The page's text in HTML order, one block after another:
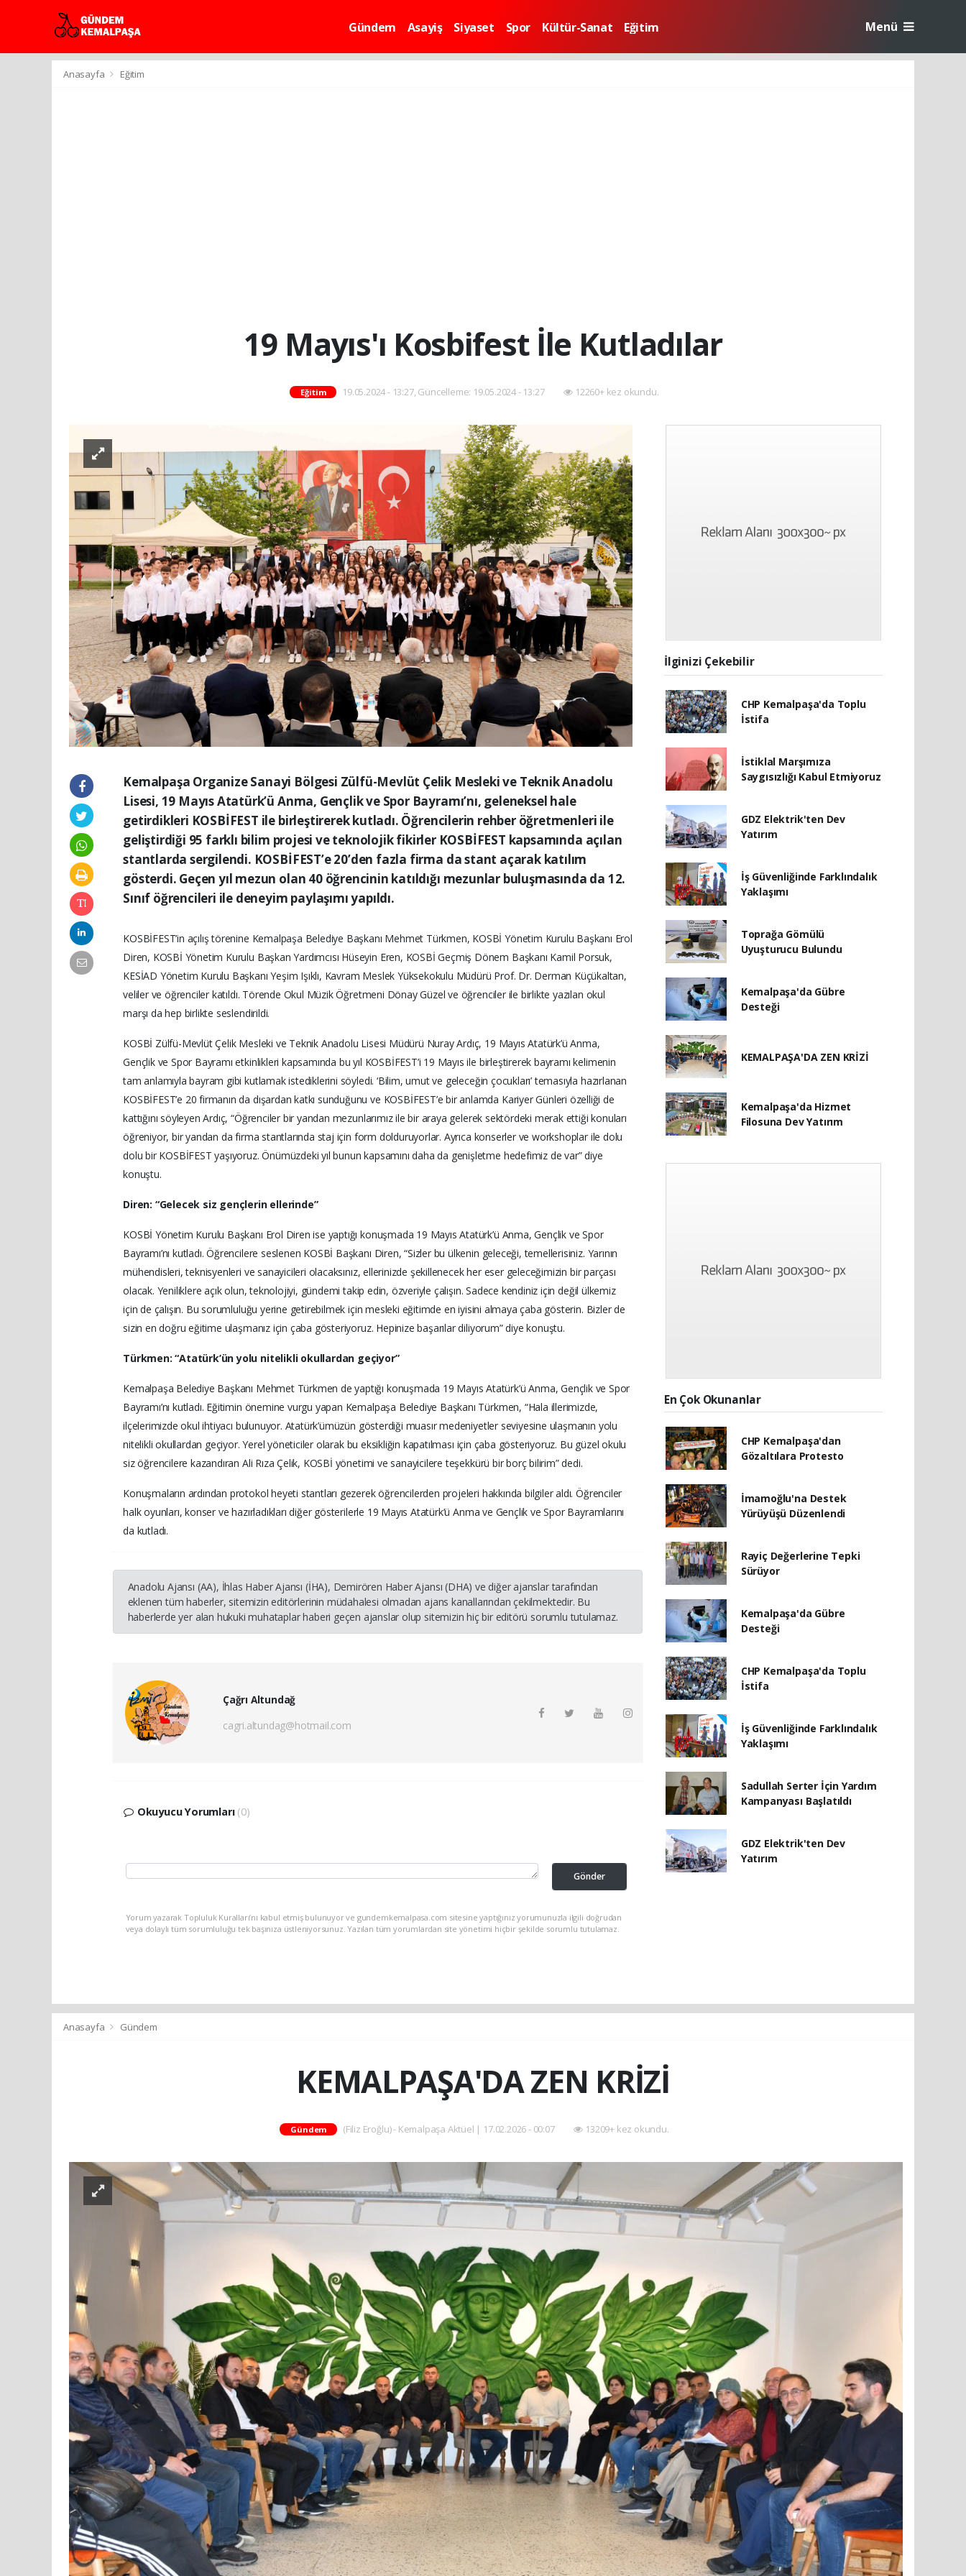
Gündem Asayiş Siyaset Spor Kültür-Sanat Eğitim Menü
Anasayfa Eğitim
19 Mayıs'ı Kosbifest İle Kutladılar
Eğitim 19.05.2024 - 13:27, Güncelleme: 19.05.2024 - 13:27 12260+ kez okundu.
Kemalpaşa Organize Sanayi Bölgesi Zülfü-Mevlüt Çelik Mesleki ve Teknik Anadolu
Lisesi, 19 Mayıs Atatürk’ü Anma, Gençlik ve Spor Bayramı’nı, geleneksel hale
getirdikleri KOSBİFEST ile birleştirerek kutladı. Öğrencilerin rehber öğretmenleri ile
geliştirdiği 95 farklı bilim projesi ve teknolojik fikirler KOSBİFEST kapsamında açılan
stantlarda sergilendi. KOSBİFEST’e 20’den fazla firma da stant açarak katılım
gösterdi. Geçen yıl mezun olan 40 öğrencinin katıldığı mezunlar buluşmasında da 12.
Sınıf öğrencileri ile deneyim paylaşımı yapıldı.
KOSBİFEST’in açılış törenine Kemalpaşa Belediye Başkanı Mehmet Türkmen, KOSBİ Yönetim Kurulu Başkanı Erol
Diren, KOSBİ Yönetim Kurulu Başkan Yardımcısı Hüseyin Eren, KOSBİ Geçmiş Dönem Başkanı Kamil Porsuk,
KESİAD Yönetim Kurulu Başkanı Yeşim Işıklı, Kavram Meslek Yüksekokulu Müdürü Prof. Dr. Derman Küçükaltan,
veliler ve öğrenciler katıldı. Törende Okul Müzik Öğretmeni Dönay Güzel ve öğrenciler ile birlikte yazılan okul
marşı da hep birlikte seslendirildi.
KOSBİ Zülfü-Mevlüt Çelik Mesleki ve Teknik Anadolu Lisesi Müdürü Nuray Ardıç, 19 Mayıs Atatürk’ü Anma,
Gençlik ve Spor Bayramı etkinlikleri kapsamında bu yıl KOSBİFEST’i 19 Mayıs ile birleştirerek bayramı kelimenin
tam anlamıyla bayram gibi kutlamak istediklerini söyledi. ‘Bilim, umut ve geleceğin çocukları’ temasıyla hazırlanan
KOSBİFEST’e 20 firmanın da dışardan katkı sunduğunu ve KOSBİFEST’e bir anlamda Kariyer Günleri özelliği de
kattığını söyleyen Ardıç, “Öğrenciler bir yandan mezunlarımız ile bir araya gelerek sektördeki merak ettiği konuları
öğreniyor, bir yandan da firma stantlarında staj için form dolduruyorlar. Ayrıca konserler ve workshoplar ile dolu
dolu bir KOSBİFEST yaşıyoruz. Önümüzdeki yıl bunun kapsamını daha da genişletme hedefimiz de var” diye
konuştu.
Diren: “Gelecek siz gençlerin ellerinde”
KOSBİ Yönetim Kurulu Başkanı Erol Diren ise yaptığı konuşmada 19 Mayıs Atatürk’ü Anma, Gençlik ve Spor
Bayramı’nı kutladı. Öğrencilere seslenen KOSBİ Başkanı Diren, “Sizler bu ülkenin geleceği, temellerisiniz. Yarının
mühendisleri, teknisyenleri ve sanayicileri olacaksınız, ellerinizde şekillenecek her eser geleceğimizin bir parçası
olacak. Yeniliklere açık olun, teknolojiyi, gündemi takip edin, özveriyle çalışın. Sadece kendiniz için değil ülkemiz
için de çalışın. Bu sorumluluğu yerine getirebilmek için mesleki eğitimde en iyisini almaya çaba gösterin. Bizler de
sizin en doğru eğitime ulaşmanız için çaba gösteriyoruz. Hepinize başarılar diliyorum” diye konuştu.
Türkmen: “Atatürk’ün yolu nitelikli okullardan geçiyor”
Kemalpaşa Belediye Başkanı Mehmet Türkmen de yaptığı konuşmada 19 Mayıs Atatürk’ü Anma, Gençlik ve Spor
Bayramı’nı kutladı. Eğitimin önemine vurgu yapan Kemalpaşa Belediye Başkanı Türkmen, “Hala illerimizde,
ilçelerimizde okul ihtiyacı bulunuyor. Atatürk’ümüzün gösterdiği muasır medeniyetler seviyesine ulaşmanın yolu
nitelikli okullardan geçiyor. Yerel yöneticiler olarak bu eksikliğin kapatılması için çaba gösteriyoruz. Bu güzel okulu
siz öğrencilere kazandıran Ali Rıza Çelik, KOSBİ yönetimi ve sanayicilere teşekkürü bir borç bilirim” dedi.
Konuşmaların ardından protokol heyeti stantları gezerek öğrencilerden projeleri hakkında bilgiler aldı. Öğrenciler
halk oyunları, konser ve hazırladıkları diğer gösterilerle 19 Mayıs Atatürk’ü Anma ve Gençlik ve Spor Bayramlarını
da kutladı.
Anadolu Ajansı (AA), İhlas Haber Ajansı (İHA), Demirören Haber Ajansı (DHA) ve diğer ajanslar tarafından
eklenen tüm haberler, sitemizin editörlerinin müdahalesi olmadan ajans kanallarından çekilmektedir. Bu
haberlerde yer alan hukuki muhataplar haberi geçen ajanslar olup sitemizin hiç bir editörü sorumlu tutulamaz.
Çağrı Altundağ
cagri.altundag@hotmail.com
Okuyucu Yorumları (0)
Gönder
Yorum yazarak Topluluk Kuralları’nı kabul etmiş bulunuyor ve gundemkemalpasa.com sitesine yaptığınız yorumunuzla ilgili doğrudan
veya dolaylı tüm sorumluluğu tek başınıza üstleniyorsunuz. Yazılan tüm yorumlardan site yönetimi hiçbir şekilde sorumlu tutulamaz.
İlginizi Çekebilir
CHP Kemalpaşa'da Toplu
İstifa
İstiklal Marşımıza
Saygısızlığı Kabul Etmiyoruz
GDZ Elektrik'ten Dev
Yatırım
İş Güvenliğinde Farklındalık
Yaklaşımı
Toprağa Gömülü
Uyuşturucu Bulundu
Kemalpaşa'da Gübre
Desteği
KEMALPAŞA'DA ZEN KRİZİ
Kemalpaşa'da Hizmet
Filosuna Dev Yatırım
En Çok Okunanlar
CHP Kemalpaşa'dan
Gözaltılara Protesto
İmamoğlu'na Destek
Yürüyüşü Düzenlendi
Rayiç Değerlerine Tepki
Sürüyor
Kemalpaşa'da Gübre
Desteği
CHP Kemalpaşa'da Toplu
İstifa
İş Güvenliğinde Farklındalık
Yaklaşımı
Sadullah Serter İçin Yardım
Kampanyası Başlatıldı
GDZ Elektrik'ten Dev
Yatırım
Anasayfa Gündem
KEMALPAŞA'DA ZEN KRİZİ
Gündem (Filiz Eroğlu) - Kemalpaşa Aktüel | 17.02.2026 - 00:07 13209+ kez okundu.